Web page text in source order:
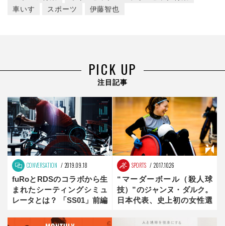
車いす
スポーツ 伊藤智也
PICK UP
注目記事
CONVERSATION 2019.09.18
fuRoとRDSのコラボから生
まれたシーティングシミュ
レータとは？ 「SS01」前編
SPORTS 2017.10.26
“マーダーボール（殺人球
技）”のジャンヌ・ダルク。
日本代表、史上初の女性選